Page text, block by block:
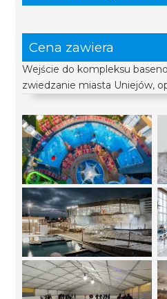
Cena zawiera
Wejście do kompleksu
zwiedzanie miasta Uniejów,